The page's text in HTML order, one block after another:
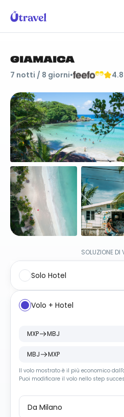
GIAMAICA
7 notti / 8 giorni• 4.8
SOLUZIONE DI
Solo Hotel
Volo + Hotel
MXP MBJ
MBJ MXP
Il volo mostrato è il più economico dall'
Puoi modificare il volo nello step
Da Milano